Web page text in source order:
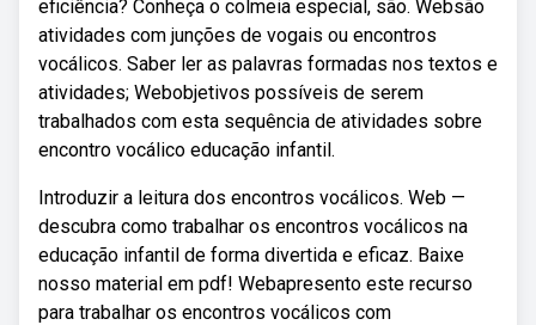
eficiência? Conheça o colmeia especial, são. Websão
atividades com junções de vogais ou encontros
vocálicos. Saber ler as palavras formadas nos textos e
atividades; Webobjetivos possíveis de serem
trabalhados com esta sequência de atividades sobre
encontro vocálico educação infantil.
Introduzir a leitura dos encontros vocálicos. Web —
descubra como trabalhar os encontros vocálicos na
educação infantil de forma divertida e eficaz. Baixe
nosso material em pdf! Webapresento este recurso
para trabalhar os encontros vocálicos com